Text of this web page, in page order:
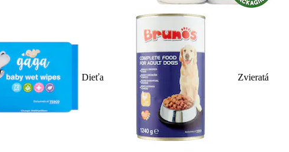
Dieťa Zvieratá